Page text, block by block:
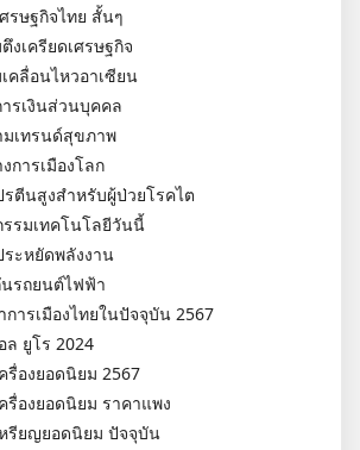
รษฐกิจไทย สั้นๆ
งเครียดเศรษฐกิจ
คลื่อนไหวอาเซียน
รเงินส่วนบุคคล
เทรนด์สุขภาพ
การเมืองโลก
ตีนสูงสำหรับผู้ป่วยโรคไต
รมเทคโนโลยีวันนี้
ะหยัดพลังงาน
รถยนต์ไฟฟ้า
ารเมืองไทยในปัจจุบัน 2567
ล ยูโร 2024
รื่องยอดนิยม 2567
รื่องยอดนิยม ราคาแพง
รียญยอดนิยม ปัจจุบัน